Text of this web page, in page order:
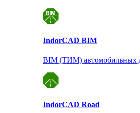
IndorCAD BIM
BIM (ТИМ) автомобильных
IndorCAD Road